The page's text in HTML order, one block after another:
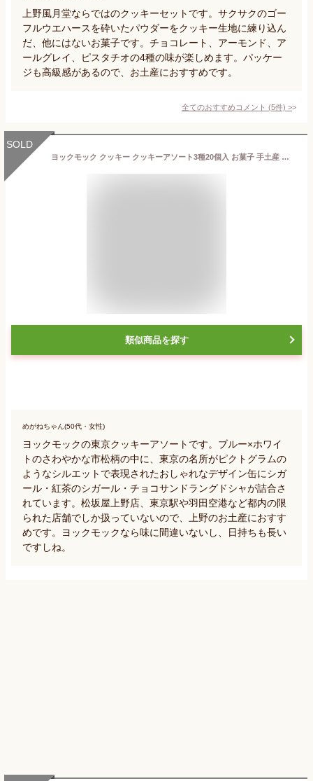
上野風月堂ならではのクッキーセットです。サクサクのゴー
フルウエハースを砕いたパウダーをクッキー生地に練り込ん
だ、他にはないお菓子です。チョコレート、アーモンド、ア
ールグレイ、ピスタチオの4種の味が楽しめます。パッケー
ジも高級感があるので、お土産におすすめです。
全てのおすすめコメント (5件) >
SOLD
ヨックモック クッキー クッキーアソート3種20個入 お菓子 手土産 シガール 紅茶シガール 東京 TOKYO
類似商品を探す
めがねちゃん(50代・女性)
ヨックモックの東京クッキーアソートです。ブルー×ホワイ
トのさわやかな市松柄の中に、東京の名所がピクトグラムの
ようなシルエットで表現されたおしゃれなデザイン缶にシガ
ール・紅茶のシガール・チョコサンドラングドシャが詰合さ
れています。松坂屋上野店、東京駅や羽田空港など都内の限
られた店舗でしか扱っていないので、上野のお土産におすす
めです。ヨックモックなら味に間違いないし、日持ちも長い
ですしね。